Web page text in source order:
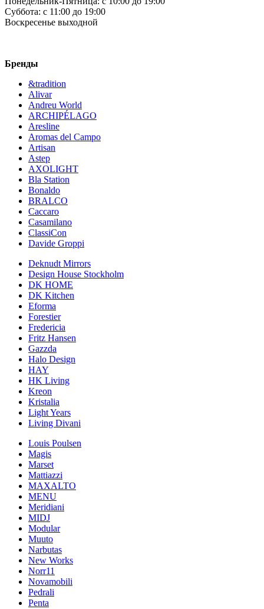
Суббота: c 11:00 до 19:00
Воскресенье выходной
Бренды
&tradition
Alivar
Andreu World
ARCHIPÉLAGO
Aresline
Aromas del Campo
Artisan
Astep
AXOLIGHT
Bla Station
Bonaldo
BRALCO
Caccaro
Casamilano
ClassiCon
Davide Groppi
Deknudt Mirrors
Design House Stockholm
DK HOME
DK Kitchen
Eforma
Forestier
Fredericia
Fritz Hansen
Gazzda
Halo Design
HAY
HK Living
Kreon
Kristalia
Light Years
Living Divani
Louis Poulsen
Magis
Marset
Mattiazzi
MAXALTO
MENU
Meridiani
MIDJ
Modular
Muuto
Narbutas
New Works
Norr11
Novamobili
Pedrali
Penta